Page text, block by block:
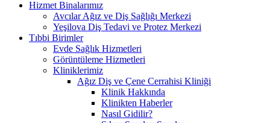
Hizmet Binalarımız
Avcılar Ağız ve Diş Sağlığı Merkezi
Yeşilova Diş Tedavi ve Protez Merkezi
Tıbbi Birimler
Evde Sağlık Hizmetleri
Görüntüleme Hizmetleri
Kliniklerimiz
Ağız Diş ve Çene Cerrahisi Kliniği
Klinik Hakkında
Klinikten Haberler
Nasıl Gidilir?